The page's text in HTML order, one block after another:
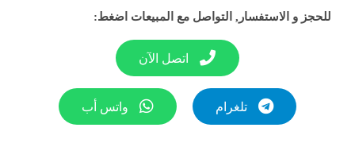
للحجز و الاستفسار, التواصل مع المبيعات اضغط:
اتصل الآن
تلغرام واتس أب